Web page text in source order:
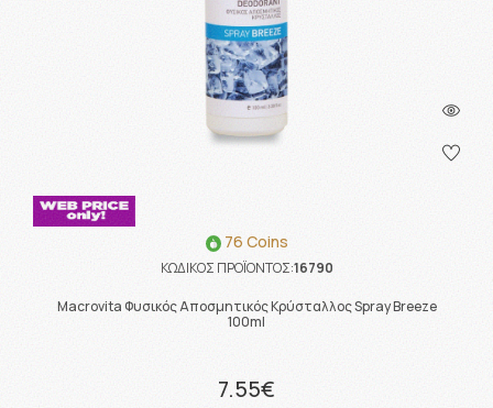
76 Coins
ΚΩΔΙΚΟΣ ΠΡΟΪΟΝΤΟΣ:16790
Macrovita Φυσικός Αποσμητικός Κρύσταλλος Spray Breeze
100ml
7.55€